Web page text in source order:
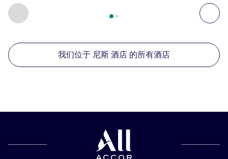
上一个 - 我们在附近的其他酒店 下
第 1页，共 , 我们在附近的其他酒店 1 :, 我们在附近的
我们位于 尼斯 酒店 的所有酒店